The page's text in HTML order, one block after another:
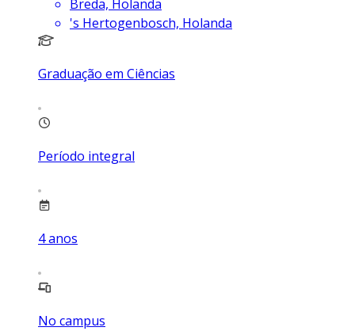
Breda, Holanda
's Hertogenbosch, Holanda
Graduação em Ciências
Período integral
4anos
No campus